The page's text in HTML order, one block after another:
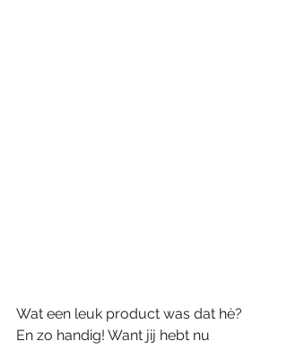
Wat een leuk product was dat hè?
En zo handig! Want jij hebt nu